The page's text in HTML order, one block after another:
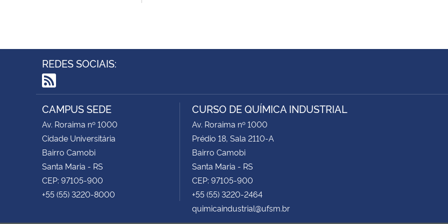
REDES SOCIAIS:
RSS
CAMPUS SEDE
Av. Roraima nº 1000
Cidade Universitária
Bairro Camobi
Santa Maria - RS
CEP: 97105-900
+55 (55) 3220-8000
CURSO DE QUÍMICA INDUSTRIAL
Av. Roraima nº 1000
Prédio 18, Sala 2110-A
Bairro Camobi
Santa Maria - RS
CEP: 97105-900
+55 (55) 3220-2464
quimicaindustrial@ufsm.br